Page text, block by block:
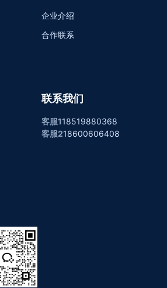
企业介绍
合作联系
联系我们
客服118519880368
客服218600606408